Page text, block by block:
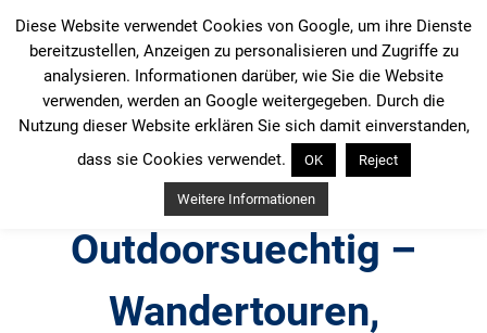
Inhalt
springen
Outdoorsuechtig –
Wandertouren,
Diese Website verwendet Cookies von Google, um ihre Dienste
bereitzustellen, Anzeigen zu personalisieren und Zugriffe zu
analysieren. Informationen darüber, wie Sie die Website
verwenden, werden an Google weitergegeben. Durch die
Nutzung dieser Website erklären Sie sich damit einverstanden,
dass sie Cookies verwendet.
OK Reject
Weitere Informationen